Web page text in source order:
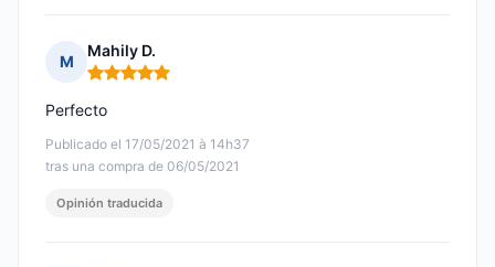
M
Mahily D.
Nota: 5 de 5
Publicado el 17/05/2021 à 14h37
tras una compra de 06/05/2021
Perfecto
Opinión traducida